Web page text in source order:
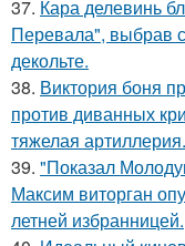
37. Кара делевинь
Перевала", выбрав
декольте.
38. Виктория боня
против диванных
тяжелая артиллерия.
39. "Показал
Максим виторган
летней избранницей.